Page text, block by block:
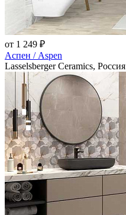
от 1 249 ₽
Аспен / Aspen
Lasselsberger Ceramics, Россия